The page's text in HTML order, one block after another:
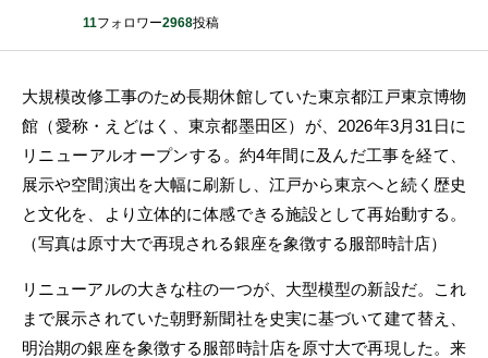
11フォロワー2968投稿
大規模改修工事のため長期休館していた東京都江戸東京博物
館（愛称・えどはく、東京都墨田区）が、2026年3月31日に
リニューアルオープンする。約4年間に及んだ工事を経て、
展示や空間演出を大幅に刷新し、江戸から東京へと続く歴史
と文化を、より立体的に体感できる施設として再始動する。
（写真は原寸大で再現される銀座を象徴する服部時計店）
リニューアルの大きな柱の一つが、大型模型の新設だ。これ
まで展示されていた朝野新聞社を史実に基づいて建て替え、
明治期の銀座を象徴する服部時計店を原寸大で再現した。来